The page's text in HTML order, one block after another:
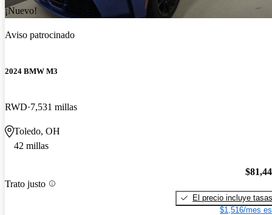
¡Nuevo!
Aviso patrocinado
2024 BMW M3
RWD 7,531 millas
Toledo, OH
42 millas
Trato justo
El precio incluye tasas
$1,516/mes